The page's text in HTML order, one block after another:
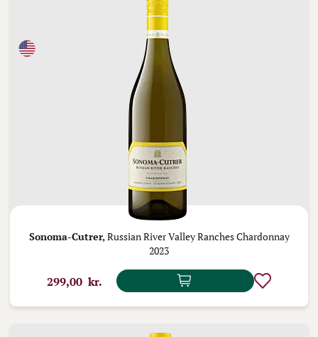
Sonoma-Cutrer, Russian River Valley Ranches Chardonnay
2023
299,00 kr.